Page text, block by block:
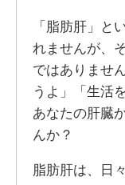
「脂肪肝」と
れませんが、
ではありませ
うよ」「生活
あなたの肝臓
んか？
脂肪肝は、日